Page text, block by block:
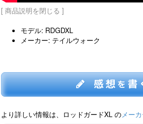
[ 商品説明を閉じる ]
モデル: RDGDXL
メーカー: テイルウォーク
感想を書
より詳しい情報は、ロッドガードXL の メー